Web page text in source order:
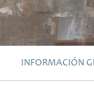
INFORMACIÓN